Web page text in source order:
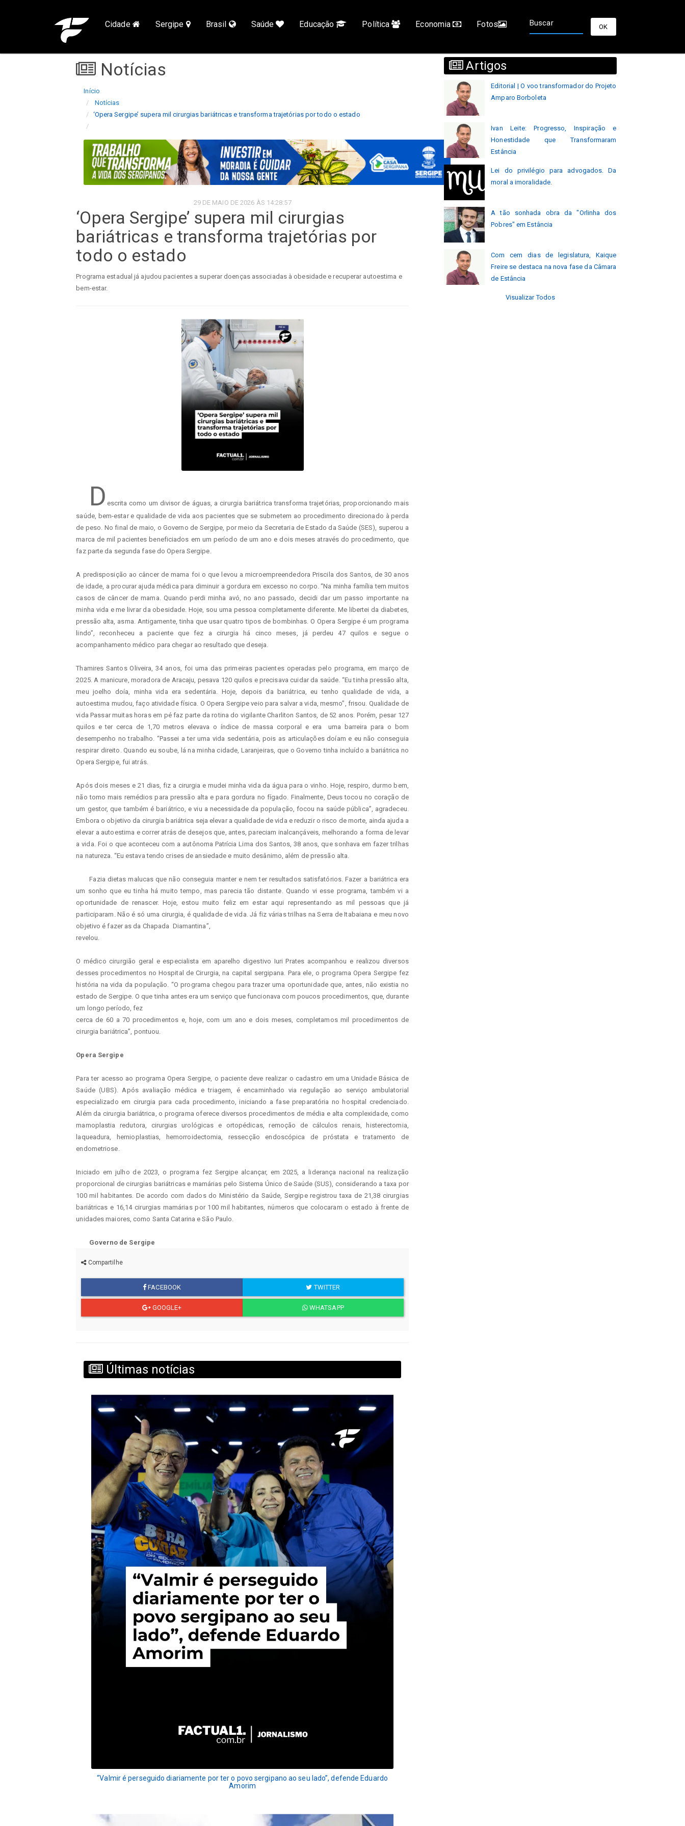
Cidade Sergipe Brasil Saúde Educação Política Economia Fotos
Notícias
Início
Notícias
‘Opera Sergipe’ supera mil cirurgias bariátricas e transforma trajetórias por todo o estado
29 DE MAIO DE 2026 ÀS 14:28:57
‘Opera Sergipe’ supera mil cirurgias
bariátricas e transforma trajetórias por
todo o estado
Programa estadual já ajudou pacientes a superar doenças associadas à obesidade e recuperar autoestima e
bem-estar.
D escrita como um divisor de águas, a cirurgia bariátrica transforma trajetórias, proporcionando mais
saúde, bem-estar e qualidade de vida aos pacientes que se submetem ao procedimento direcionado à perda
de peso. No final de maio, o Governo de Sergipe, por meio da Secretaria de Estado da Saúde (SES), superou a
marca de mil pacientes beneficiados em um período de um ano e dois meses através do procedimento, que
faz parte da segunda fase do Opera Sergipe.
A predisposição ao câncer de mama foi o que levou a microempreendedora Priscila dos Santos, de 30 anos
de idade, a procurar ajuda médica para diminuir a gordura em excesso no corpo. “Na minha família tem muitos
casos de câncer de mama. Quando perdi minha avó, no ano passado, decidi dar um passo importante na
minha vida e me livrar da obesidade. Hoje, sou uma pessoa completamente diferente. Me libertei da diabetes,
pressão alta, asma. Antigamente, tinha que usar quatro tipos de bombinhas. O Opera Sergipe é um programa
lindo”, reconheceu a paciente que fez a cirurgia há cinco meses, já perdeu 47 quilos e segue o
acompanhamento médico para chegar ao resultado que deseja.
Thamires Santos Oliveira, 34 anos, foi uma das primeiras pacientes operadas pelo programa, em março de
2025. A manicure, moradora de Aracaju, pesava 120 quilos e precisava cuidar da saúde. “Eu tinha pressão alta,
meu joelho doía, minha vida era sedentária. Hoje, depois da bariátrica, eu tenho qualidade de vida, a
autoestima mudou, faço atividade física. O Opera Sergipe veio para salvar a vida, mesmo”, frisou. Qualidade de
vida Passar muitas horas em pé faz parte da rotina do vigilante Charliton Santos, de 52 anos. Porém, pesar 127
quilos e ter cerca de 1,70 metros elevava o índice de massa corporal e era  uma barreira para o bom
desempenho no trabalho. “Passei a ter uma vida sedentária, pois as articulações doíam e eu não conseguia
respirar direito. Quando eu soube, lá na minha cidade, Laranjeiras, que o Governo tinha incluído a bariátrica no
Opera Sergipe, fui atrás.
Após dois meses e 21 dias, fiz a cirurgia e mudei minha vida da água para o vinho. Hoje, respiro, durmo bem,
não tomo mais remédios para pressão alta e para gordura no fígado. Finalmente, Deus tocou no coração de
um gestor, que também é bariátrico, e viu a necessidade da população, focou na saúde pública”, agradeceu.
Embora o objetivo da cirurgia bariátrica seja elevar a qualidade de vida e reduzir o risco de morte, ainda ajuda a
elevar a autoestima e correr atrás de desejos que, antes, pareciam inalcançáveis, melhorando a forma de levar
a vida. Foi o que aconteceu com a autônoma Patrícia Lima dos Santos, 38 anos, que sonhava em fazer trilhas
na natureza. “Eu estava tendo crises de ansiedade e muito desânimo, além de pressão alta.
Fazia dietas malucas que não conseguia manter e nem ter resultados satisfatórios. Fazer a bariátrica era
um sonho que eu tinha há muito tempo, mas parecia tão distante. Quando vi esse programa, também vi a
oportunidade de renascer. Hoje, estou muito feliz em estar aqui representando as mil pessoas que já
participaram. Não é só uma cirurgia, é qualidade de vida. Já fiz várias trilhas na Serra de Itabaiana e meu novo
objetivo é fazer as da Chapada  Diamantina”,
revelou.
O médico cirurgião geral e especialista em aparelho digestivo Iuri Prates acompanhou e realizou diversos
desses procedimentos no Hospital de Cirurgia, na capital sergipana. Para ele, o programa Opera Sergipe fez
história na vida da população. “O programa chegou para trazer uma oportunidade que, antes, não existia no
estado de Sergipe. O que tinha antes era um serviço que funcionava com poucos procedimentos, que, durante
um longo período, fez
cerca de 60 a 70 procedimentos e, hoje, com um ano e dois meses, completamos mil procedimentos de
cirurgia bariátrica”, pontuou.
Opera Sergipe
Para ter acesso ao programa Opera Sergipe, o paciente deve realizar o cadastro em uma Unidade Básica de
Saúde (UBS). Após avaliação médica e triagem, é encaminhado via regulação ao serviço ambulatorial
especializado em cirurgia para cada procedimento, iniciando a fase preparatória no hospital credenciado.
Além da cirurgia bariátrica, o programa oferece diversos procedimentos de média e alta complexidade, como
mamoplastia redutora, cirurgias urológicas e ortopédicas, remoção de cálculos renais, histerectomia,
laqueadura, hernioplastias, hemorroidectomia, ressecção endoscópica de próstata e tratamento de
endometriose.
Iniciado em julho de 2023, o programa fez Sergipe alcançar, em 2025, a liderança nacional na realização
proporcional de cirurgias bariátricas e mamárias pelo Sistema Único de Saúde (SUS), considerando a taxa por
100 mil habitantes. De acordo com dados do Ministério da Saúde, Sergipe registrou taxa de 21,38 cirurgias
bariátricas e 16,14 cirurgias mamárias por 100 mil habitantes, números que colocaram o estado à frente de
unidades maiores, como Santa Catarina e São Paulo.
Governo de Sergipe
Compartilhe
FACEBOOK TWITTER
GOOGLE+ WHATSAPP
Últimas notícias
“Valmir é perseguido diariamente por ter o povo sergipano ao seu lado”, defende Eduardo
Amorim
Artigos
Editorial | O voo transformador do Projeto
Amparo Borboleta
Ivan Leite: Progresso, Inspiração e
Honestidade que Transformaram
Estância
Lei do privilégio para advogados. Da
moral a imoralidade.
A tão sonhada obra da "Orlinha dos
Pobres" em Estância
Com cem dias de legislatura, Kaique
Freire se destaca na nova fase da Câmara
de Estância
Visualizar Todos